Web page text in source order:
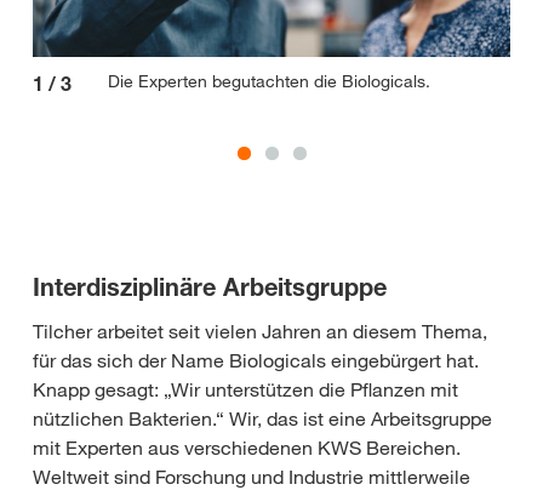
1 / 3 Die Experten begutachten die Biologicals.
Interdisziplinäre Arbeitsgruppe
Tilcher arbeitet seit vielen Jahren an diesem Thema,
für das sich der Name Biologicals eingebürgert hat.
Knapp gesagt: „Wir unterstützen die Pflanzen mit
nützlichen Bakterien.“ Wir, das ist eine Arbeitsgruppe
mit Experten aus verschiedenen KWS Bereichen.
Weltweit sind Forschung und Industrie mittlerweile